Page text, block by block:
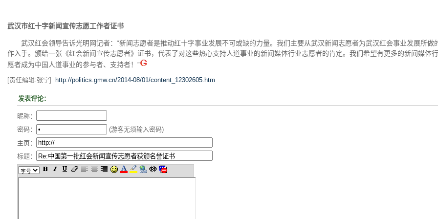
武汉市红十字新闻宣传志愿工作者证书
武汉红会领导告诉光明网记者：“新闻志愿者是推动红十字事业发展不可或缺的力量。我们主要从武汉新闻志愿者为武汉红会事业发展所做
作入手。颁给一张《红会新闻宣传志愿者》证书，代表了对这些热心支持人道事业的新闻媒体行业志愿者的肯定。我们希望有更多的新闻媒体
愿者成为中国人道事业的参与者、支持者！”
[责任编辑:张宁] http://politics.gmw.cn/2014-08/01/content_12302605.htm
发表评论：
昵称：
密码：
(游客无须输入密码)
主页：
标题：